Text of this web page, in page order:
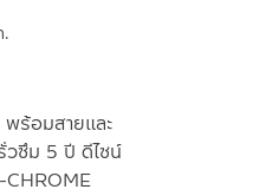
พร้อมสายและ
วซึม 5 ปี ดีไซน์